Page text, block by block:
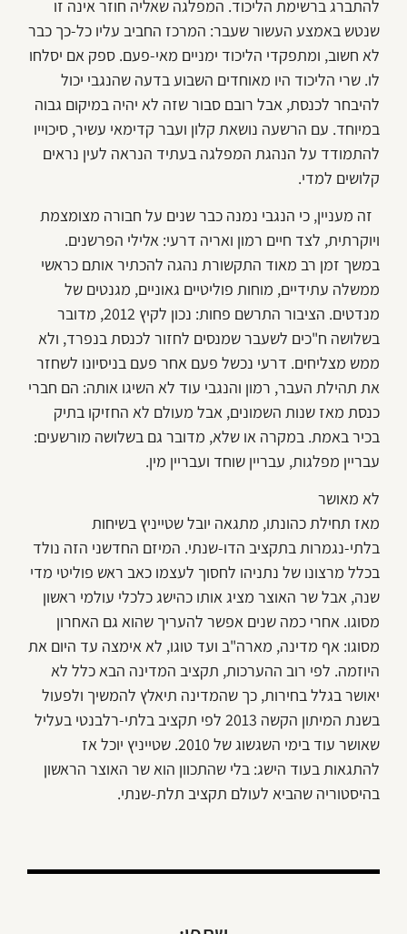
להתברג ברשימת הליכוד. המפלגה שאליה חוזר אינה זו
שנטש באמצע העשור שעבר: המרכז החביב עליו כל-כך כבר
לא חשוב, ומתפקדי הליכוד ימניים מאי-פעם. ספק אם יסלחו
לו. שרי הליכוד היו מאוחדים השבוע בדעה שהנגבי יכול
להיבחר לכנסת, אבל רובם סבור שזה לא יהיה במיקום גבוה
במיוחד. עם הרשעה נושאת קלון ועבר קדימאי עשיר, סיכוייו
להתמודד על הנהגת המפלגה בעתיד הנראה לעין נראים
קלושים למדי.
זה מעניין, כי הנגבי נמנה כבר שנים על חבורה מצומצמת
ויוקרתית, לצד חיים רמון ואריה דרעי: אלילי הפרשנים.
במשך זמן רב מאוד התקשורת נהגה להכתיר אותם כראשי
ממשלה עתידיים, מוחות פוליטיים גאוניים, מגנטים של
מנדטים. הציבור התרשם פחות: נכון לקיץ 2012, מדובר
בשלושה ח"כים לשעבר שמנסים לחזור לכנסת בנפרד, ולא
ממש מצליחים. דרעי נכשל פעם אחר פעם בניסיונו לשחזר
את תהילת העבר, רמון והנגבי עוד לא השיגו אותה: הם חברי
כנסת מאז שנות השמונים, אבל מעולם לא החזיקו בתיק
בכיר באמת. במקרה או שלא, מדובר גם בשלושה מורשעים:
עבריין מפלגות, עבריין שוחד ועבריין מין.
לא מאושר
מאז תחילת כהונתו, מתגאה יובל שטייניץ בשיחות
בלתי-נגמרות בתקציב הדו-שנתי. המיזם החדשני הזה נולד
בכלל מרצונו של נתניהו לחסוך לעצמו כאב ראש פוליטי מדי
שנה, אבל שר האוצר מציג אותו כהישג כלכלי עולמי ראשון
מסוגו. אחרי כמה שנים אפשר להעריך שהוא גם האחרון
מסוגו: אף מדינה, מארה"ב ועד טוגו, לא אימצה עד היום את
היוזמה. לפי רוב ההערכות, תקציב המדינה הבא כלל לא
יאושר בגלל בחירות, כך שהמדינה תיאלץ להמשיך ולפעול
בשנת המיתון הקשה 2013 לפי תקציב בלתי-רלבנטי בעליל
שאושר עוד בימי השגשוג של 2010. שטייניץ יוכל אז
להתגאות בעוד הישג: בלי שהתכוון הוא שר האוצר הראשון
בהיסטוריה שהביא לעולם תקציב תלת-שנתי.